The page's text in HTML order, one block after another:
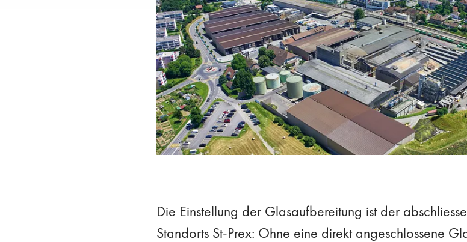
Die Einstellung der Glasaufbereitung ist der
Standorts St-Prex: Ohne eine direkt angeschlossene